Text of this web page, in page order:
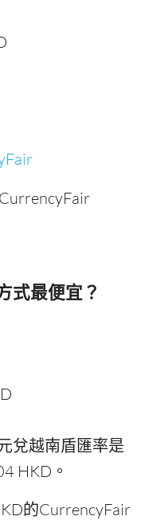
式最便宜？
兌越南盾匯率是
HKD。
的CurrencyFair